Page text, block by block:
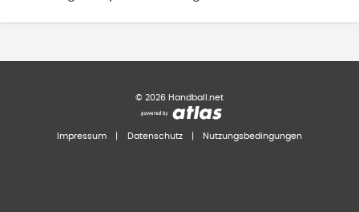
© 2026 Handball.net
Impressum Datenschutz Nutzungsbedingungen